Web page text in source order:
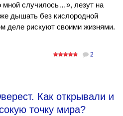
мной случилось…», лезут на
дышать без кислородной
деле рискуют своими жизнями.
2
Как открывали и
точку мира?